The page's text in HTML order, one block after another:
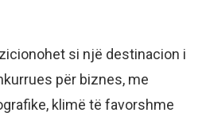
si një destinacion i
për biznes, me
klimë të favorshme